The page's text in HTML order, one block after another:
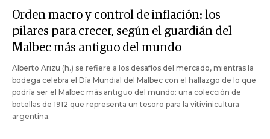
Orden macro y control de inflación: los
pilares para crecer, según el guardián del
Malbec más antiguo del mundo
Alberto Arizu (h.) se refiere a los desafíos del mercado, mientras la
bodega celebra el Día Mundial del Malbec con el hallazgo de lo que
podría ser el Malbec más antiguo del mundo: una colección de
botellas de 1912 que representa un tesoro para la vitivinicultura
argentina.